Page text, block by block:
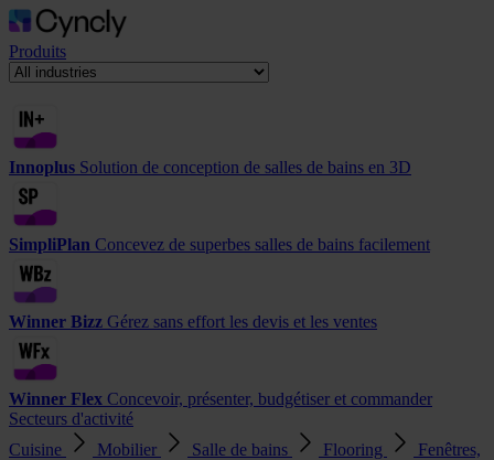
Produits
Innoplus Solution de conception de salles de bains en 3D
SimpliPlan Concevez de superbes salles de bains facilement
Winner Bizz Gérez sans effort les devis et les ventes
Winner Flex Concevoir, présenter, budgétiser et commander
Secteurs d'activité
Cuisine
Mobilier Salle de bains Flooring
Fenêtres,